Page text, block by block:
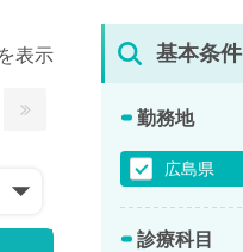
表示 基本条件
勤務地
広島県
診療科目